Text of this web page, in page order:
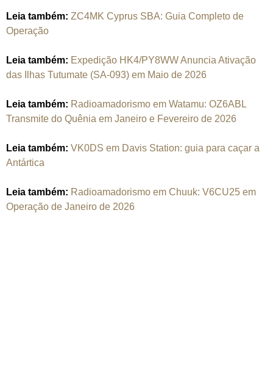
Leia também: ZC4MK Cyprus SBA: Guia Completo de
Operação
Leia também: Expedição HK4/PY8WW Anuncia Ativação
das Ilhas Tutumate (SA-093) em Maio de 2026
Leia também: Radioamadorismo em Watamu: OZ6ABL
Transmite do Quênia em Janeiro e Fevereiro de 2026
Leia também: VK0DS em Davis Station: guia para caçar a
Antártica
Leia também: Radioamadorismo em Chuuk: V6CU25 em
Operação de Janeiro de 2026